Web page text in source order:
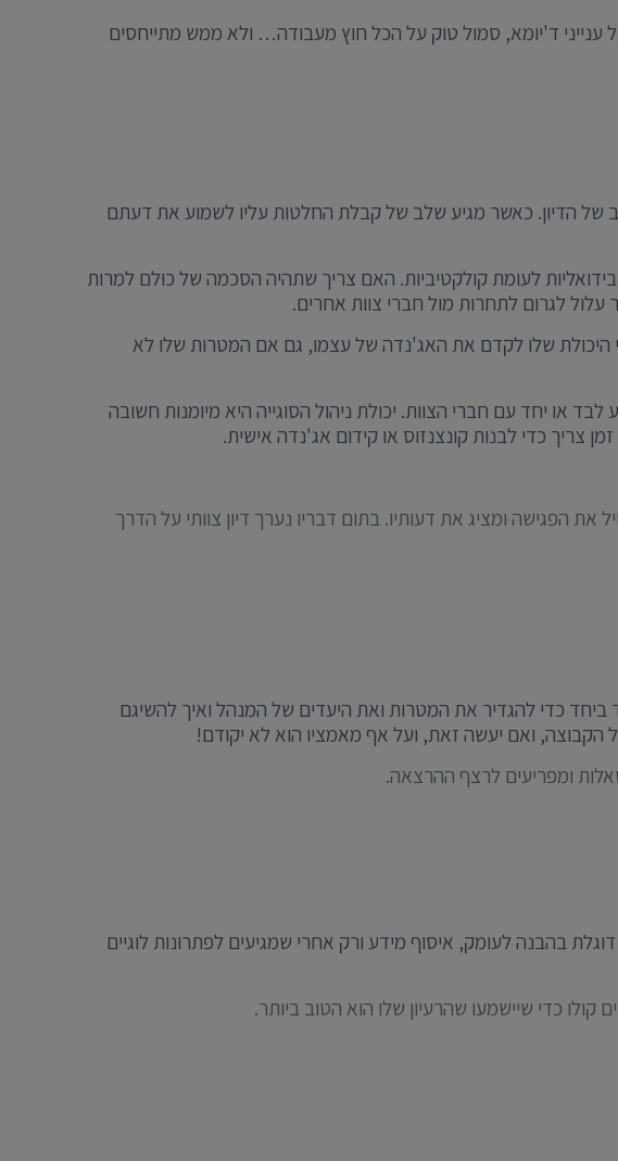
ענייני ד'יומא, סמול טוק על הכל חוץ מעבודה… ולא ממש מתייחסים
של הדיון. כאשר מגיע שלב של קבלת החלטות עליו לשמוע את דעתם
לעומת קולקטיביות. האם צריך שתהיה הסכמה של כולם למרות
לגרום לתחרות מול חברי צוות אחרים.
היכולת שלו לקדם את האג'נדה של עצמו, גם אם המטרות שלו לא
או יחד עם חברי הצוות. יכולת ניהול הסוגייה היא מיומנות חשובה
צריך כדי לבנות קונצנזוס או קידום אג'נדה אישית.
הפגישה ומציג את דעותיו. בתום דבריו נערך דיון צוותי על הדרך
ביחד כדי להגדיר את המטרות ואת היעדים של המנהל ואיך להשיגם
הקבוצה, ואם יעשה זאת, ועל אף מאמציו הוא לא יקודם!
ומפריעים לרצף ההרצאה.
בהבנה לעומק, איסוף מידע ורק אחרי שמגיעים לפתרונות לוגיים
כדי שיישמעו שהרעיון שלו הוא הטוב ביותר.